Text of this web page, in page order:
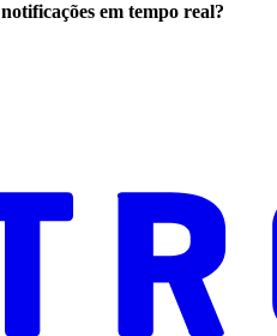
notificações em tempo real?